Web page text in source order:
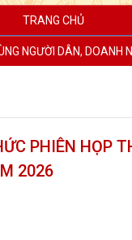
TRANG CHỦ
NGƯỜI DÂN,
PHIÊN HỌP
2026